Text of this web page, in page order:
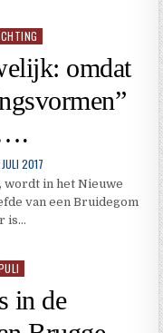
omdat
2017
wordt in het Nieuwe
van een Bruidegom
is…
in de